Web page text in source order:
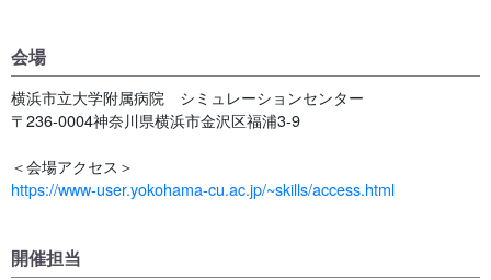
会場
横浜市立大学附属病院 シミュレーションセンター
〒236-0004神奈川県横浜市金沢区福浦3-9
＜会場アクセス＞
https://www-user.yokohama-cu.ac.jp/~skills/access.html
開催担当